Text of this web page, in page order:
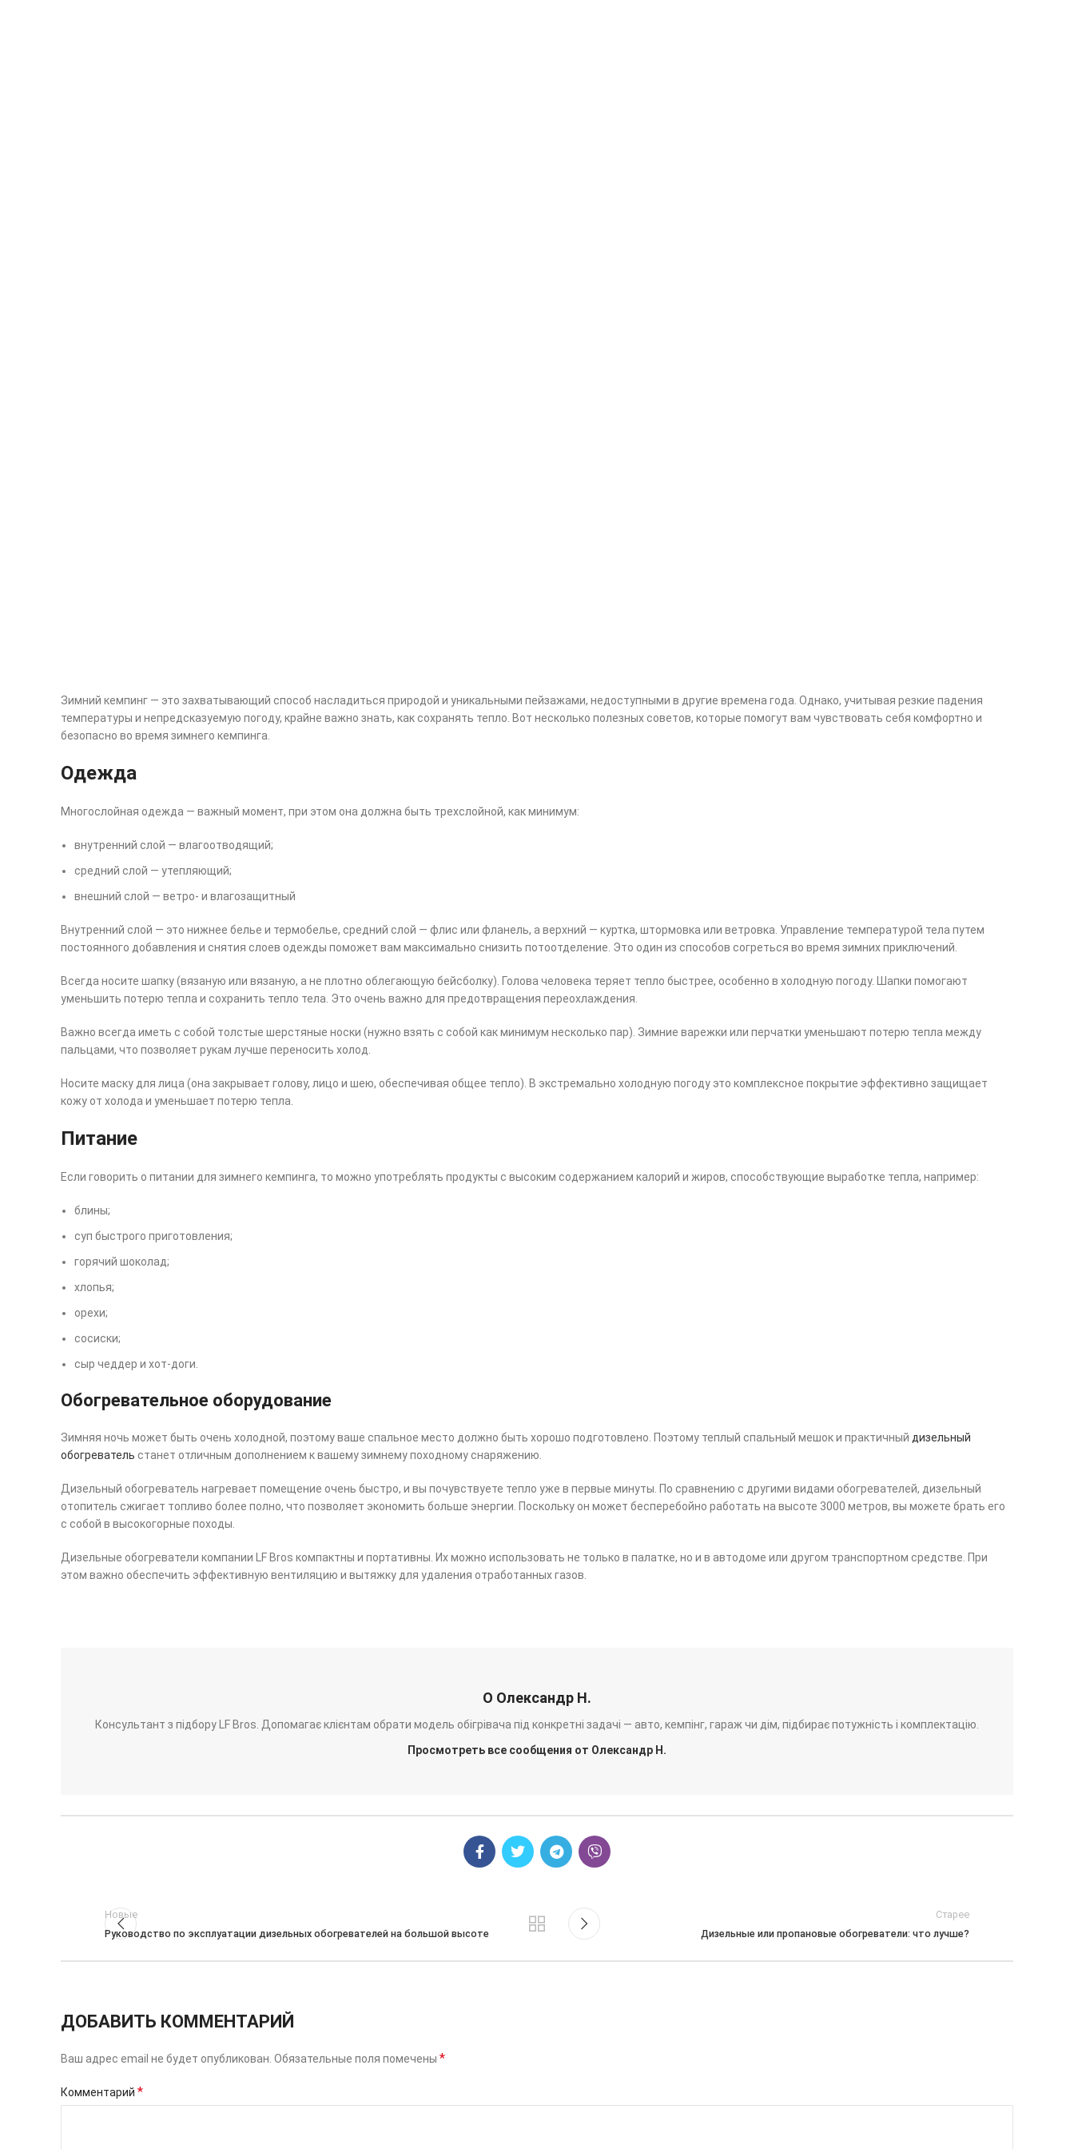
Зимний кемпинг — это захватывающий способ насладиться природой и уникальными пейзажами, недоступными в другие времена года. Однако, учитывая резкие падения
температуры и непредсказуемую погоду, крайне важно знать, как сохранять тепло. Вот несколько полезных советов, которые помогут вам чувствовать себя комфортно и
безопасно во время зимнего кемпинга.
Одежда
Многослойная одежда — важный момент, при этом она должна быть трехслойной, как минимум:
внутренний слой — влагоотводящий;
средний слой — утепляющий;
внешний слой — ветро- и влагозащитный
Внутренний слой — это нижнее белье и термобелье, средний слой — флис или фланель, а верхний — куртка, штормовка или ветровка. Управление температурой тела путем
постоянного добавления и снятия слоев одежды поможет вам максимально снизить потоотделение. Это один из способов согреться во время зимних приключений.
Всегда носите шапку (вязаную или вязаную, а не плотно облегающую бейсболку). Голова человека теряет тепло быстрее, особенно в холодную погоду. Шапки помогают
уменьшить потерю тепла и сохранить тепло тела. Это очень важно для предотвращения переохлаждения.
Важно всегда иметь с собой толстые шерстяные носки (нужно взять с собой как минимум несколько пар). Зимние варежки или перчатки уменьшают потерю тепла между
пальцами, что позволяет рукам лучше переносить холод.
Носите маску для лица (она закрывает голову, лицо и шею, обеспечивая общее тепло). В экстремально холодную погоду это комплексное покрытие эффективно защищает
кожу от холода и уменьшает потерю тепла.
Питание
Если говорить о питании для зимнего кемпинга, то можно употреблять продукты с высоким содержанием калорий и жиров, способствующие выработке тепла, например:
блины;
суп быстрого приготовления;
горячий шоколад;
хлопья;
орехи;
сосиски;
сыр чеддер и хот-доги.
Обогревательное оборудование
Зимняя ночь может быть очень холодной, поэтому ваше спальное место должно быть хорошо подготовлено. Поэтому теплый спальный мешок и практичный дизельный
обогреватель станет отличным дополнением к вашему зимнему походному снаряжению.
Дизельный обогреватель нагревает помещение очень быстро, и вы почувствуете тепло уже в первые минуты. По сравнению с другими видами обогревателей, дизельный
отопитель сжигает топливо более полно, что позволяет экономить больше энергии. Поскольку он может бесперебойно работать на высоте 3000 метров, вы можете брать его
с собой в высокогорные походы.
Дизельные обогреватели компании LF Bros компактны и портативны. Их можно использовать не только в палатке, но и в автодоме или другом транспортном средстве. При
этом важно обеспечить эффективную вентиляцию и вытяжку для удаления отработанных газов.
О Олександр Н.
Консультант з підбору LF Bros. Допомагає клієнтам обрати модель обігрівача під конкретні задачі — авто, кемпінг, гараж чи дім, підбирає потужність і комплектацію.
Просмотреть все сообщения от Олександр Н.
Новые
Руководство по эксплуатации дизельных обогревателей на большой высоте
Старее
Дизельные или пропановые обогреватели: что лучше?
ДОБАВИТЬ КОММЕНТАРИЙ
Ваш адрес email не будет опубликован. Обязательные поля помечены *
Комментарий *